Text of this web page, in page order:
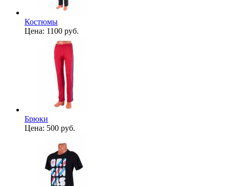
Костюмы
Цена: 1100 руб.
Брюки
Цена: 500 руб.